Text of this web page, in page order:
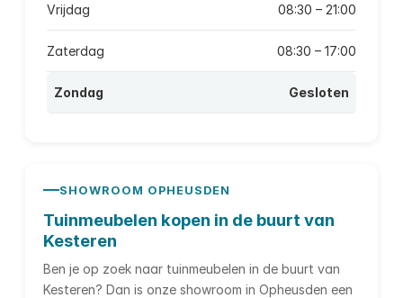
Vrijdag 08:30 – 21:00
Zaterdag 08:30 – 17:00
Zondag Gesloten
SHOWROOM OPHEUSDEN
Tuinmeubelen kopen in de buurt van
Kesteren
Ben je op zoek naar tuinmeubelen in de buurt van
Kesteren? Dan is onze showroom in Opheusden een